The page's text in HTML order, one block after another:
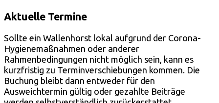
Aktuelle Termine
Sollte ein Wallenhorst lokal aufgrund der Corona-
Hygienemaßnahmen oder anderer
Rahmenbedingungen nicht möglich sein, kann es
kurzfristig zu Terminverschiebungen kommen. Die
Buchung bleibt dann entweder für den
Ausweichtermin gültig oder gezahlte Beiträge